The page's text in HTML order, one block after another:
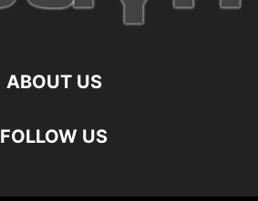
ABOUT US
FOLLOW US